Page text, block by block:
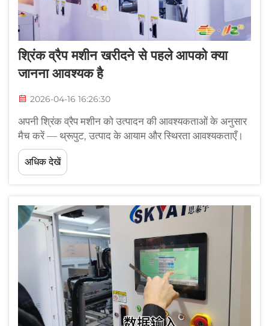
श्रिंक व्रैप मशीन खरीदने से पहले आपको क्या
जानना आवश्यक है
2026-04-16 16:26:30
अपनी श्रिंक व्रैप मशीन को उत्पादन की आवश्यकताओं के अनुसार
मैच करें — थ्रूपुट, उत्पाद के आयाम और स्थिरता आवश्यकताएँ।
आपकी मशीन को दैनिक उत्पादन लक्ष्यों और उत्पाद की विविधता के
साथ संरेखित होना चाहिए। 100 पैक/दिन से कम के संचालन में
मैनुअल विधियों पर निर्भर रहा जा सकता है, लेकिन ...
अधिक देखें